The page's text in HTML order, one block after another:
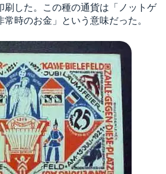
刷した。この種の通貨は「ノットゲ
時のお金」という意味だった。